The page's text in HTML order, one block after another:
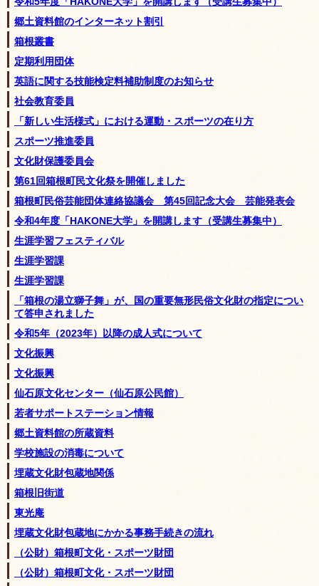
郷土資料館のインターネット割引
箱根叢書
定期利用団体
英語に関する技能検定料補助制度のお知らせ
社会教育委員
「新しい生活様式」における運動・スポーツの在り方
スポーツ推進委員
文化財保護委員会
第61回箱根町民文化祭を開催しました
箱根町民俗芸能団体連絡協議会 第45回記念大会 芸能発表会
令和4年度「HAKONE大学」を開講します（受講生募集中）
生涯学習フェスティバル
生涯学習課
生涯学習課
「箱根の湯立獅子舞」が、国の重要無形民俗文化財の指定につい
て答申されました
令和5年（2023年）以降の成人式について
文化振興
文化振興
仙石原文化センター（仙石原公民館）
若者サポートステーション情報
郷土資料館の所蔵資料
学校施設の消毒について
埋蔵文化財包蔵地関係
箱根旧街道
東光庵
埋蔵文化財包蔵地にかかる事務手続きの流れ
（公財）箱根町文化・スポーツ財団
（公財）箱根町文化・スポーツ財団